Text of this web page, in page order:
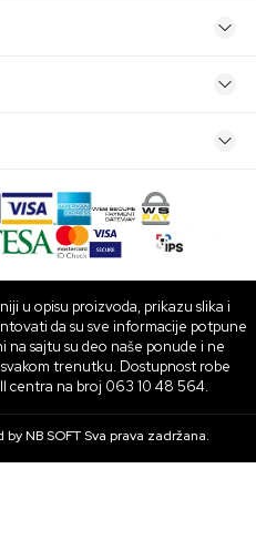
u opisu proizvoda, prikazu slika i
da su sve informacije potpune
na sajtu su deo naše ponude i ne
trenutku. Dostupnost robe
centra na broj 063 10 48 564.
byNB SOFTSva prava zadržana.